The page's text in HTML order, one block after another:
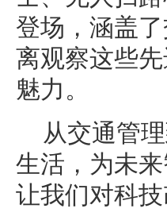
登场，涵盖
离观察这些
魅力。
从交通管
生活，为未
让我们对科